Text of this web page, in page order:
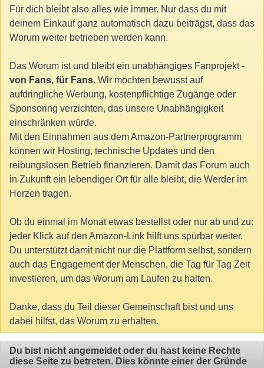
Für dich bleibt also alles wie immer. Nur dass du mit
deinem Einkauf ganz automatisch dazu beiträgst, dass das
Worum weiter betrieben werden kann.
Das Worum ist und bleibt ein unabhängiges Fanprojekt -
von Fans, für Fans. Wir möchten bewusst auf
aufdringliche Werbung, kostenpflichtige Zugänge oder
Sponsoring verzichten, das unsere Unabhängigkeit
einschränken würde.
Mit den Einnahmen aus dem Amazon-Partnerprogramm
können wir Hosting, technische Updates und den
reibungslosen Betrieb finanzieren. Damit das Forum auch
in Zukunft ein lebendiger Ort für alle bleibt, die Werder im
Herzen tragen.
Ob du einmal im Monat etwas bestellst oder nur ab und zu:
jeder Klick auf den Amazon-Link hilft uns spürbar weiter.
Du unterstützt damit nicht nur die Plattform selbst, sondern
auch das Engagement der Menschen, die Tag für Tag Zeit
investieren, um das Worum am Laufen zu halten.
Danke, dass du Teil dieser Gemeinschaft bist und uns
dabei hilfst, das Worum zu erhalten.
Du bist nicht angemeldet oder du hast keine Rechte
diese Seite zu betreten. Dies könnte einer der Gründe